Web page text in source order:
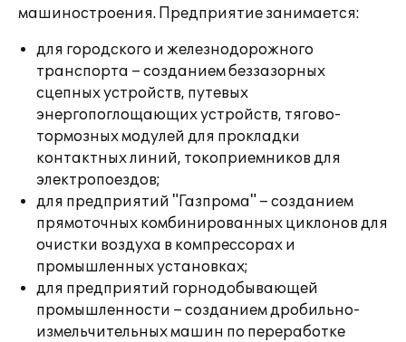
машиностроения. Предприятие занимается:
для городского и железнодорожного
транспорта – созданием беззазорных
сцепных устройств, путевых
энергопоглощающих устройств, тягово-
тормозных модулей для прокладки
контактных линий, токоприемников для
электропоездов;
для предприятий "Газпрома" – созданием
прямоточных комбинированных циклонов для
очистки воздуха в компрессорах и
промышленных установках;
для предприятий горнодобывающей
промышленности – созданием дробильно-
измельчительных машин по переработке